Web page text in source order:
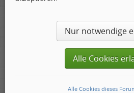
angehört.
Prompt bin ich aus den
Wohlklang freigeblasen.
Zum Ende hin habe ich jedoch
Nur notwendige
Alle Cookies
Alle Cookies dieses